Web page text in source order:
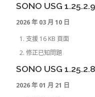
SONO USG 1.25.2.9
2026 年 03 月 10 日
支援 16 KB 頁面
修正已知問題
SONO USG 1.25.2.8
2026 年 01 月 21 日